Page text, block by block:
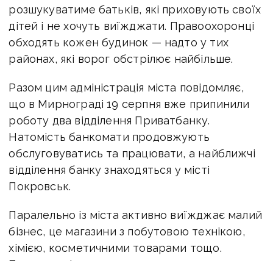
розшукуватиме батьків, які приховують своїх
дітей і не хочуть виїжджати. Правоохоронці
обходять кожен будинок — надто у тих
районах, які ворог обстрілює найбільше.
Разом цим адміністрація міста повідомляє,
що в Мирнограді 19 серпня вже припинили
роботу два відділення Приватбанку.
Натомість банкомати продовжують
обслуговуватись та працювати, а найближчі
відділення банку знаходяться у місті
Покровськ.
Паралельно із міста активно виїжджає малий
бізнес, це магазини з побутовою технікою,
хімією, косметичними товарами тощо.